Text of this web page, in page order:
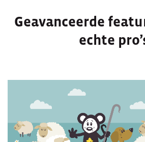
Geavanceerde
echte